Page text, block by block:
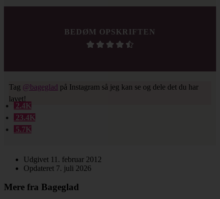
BEDØM OPSKRIFTEN
Tag @bageglad på Instagram så jeg kan se og dele det du har
lavet!
2.4K
23.4K
5.7K
Udgivet 11. februar 2012
Opdateret 7. juli 2026
Mere fra Bageglad